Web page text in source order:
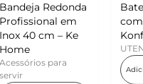
Batedor de Ovos
com Raspador –
Konfektt
UTENSÍLIOS
Adicionar ao carrinho